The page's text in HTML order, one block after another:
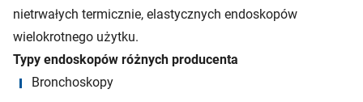
nietrwałych termicznie, elastycznych endoskopów
wielokrotnego użytku.
Typy endoskopów różnych producenta
Bronchoskopy